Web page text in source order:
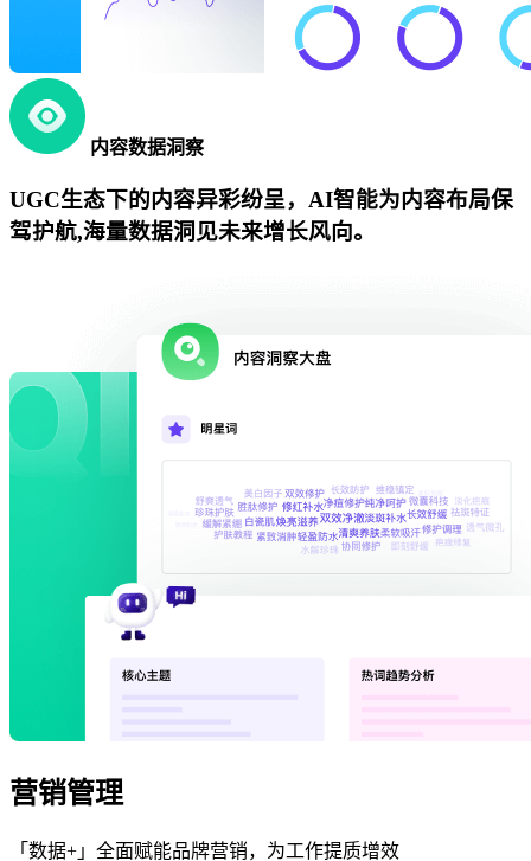
内容数据洞察
UGC生态下的内容异彩纷呈，AI智能为内容布局保
驾护航,海量数据洞见未来增长风向。
营销管理
「数据+」全面赋能品牌营销，为工作提质增效